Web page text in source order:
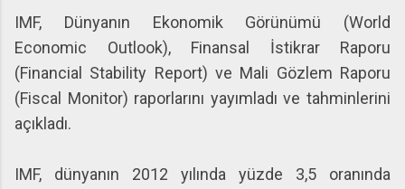
IMF, Dünyanın Ekonomik Görünümü (World
Economic Outlook), Finansal İstikrar Raporu
(Financial Stability Report) ve Mali Gözlem Raporu
(Fiscal Monitor) raporlarını yayımladı ve tahminlerini
açıkladı.
IMF, dünyanın 2012 yılında yüzde 3,5 oranında